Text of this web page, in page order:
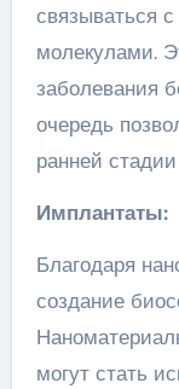
связываться
молекулами.
заболевания
очередь
ранней
Имплантаты:
Благодаря
создание
могут стать